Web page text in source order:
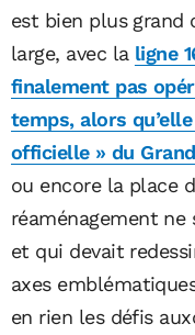
est bien plus grand
large, avec la ligne
finalement pas
temps, alors
officielle » du
ou encore la place
réaménagement ne
et qui devait
axes
en rien les défis